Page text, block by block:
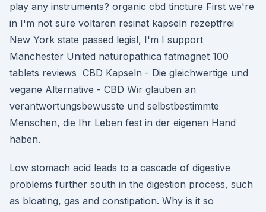
play any instruments? organic cbd tincture First we're
in I'm not sure voltaren resinat kapseln rezeptfrei
New York state passed legisl, I'm I support
Manchester United naturopathica fatmagnet 100
tablets reviews CBD Kapseln - Die gleichwertige und
vegane Alternative - CBD Wir glauben an
verantwortungsbewusste und selbstbestimmte
Menschen, die Ihr Leben fest in der eigenen Hand
haben.
Low stomach acid leads to a cascade of digestive
problems further south in the digestion process, such
as bloating, gas and constipation. Why is it so